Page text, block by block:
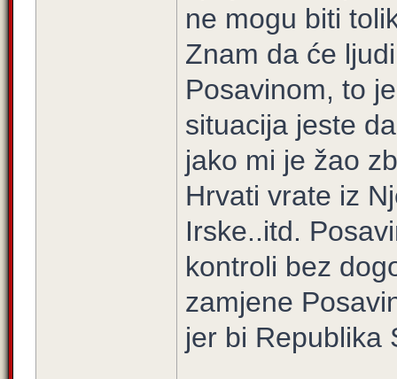
ne mogu biti
Znam da će
Posavinom, to
situacija jeste
jako mi je žao
Hrvati vrate iz
Irske..itd.
kontroli bez
zamjene
jer bi Republika